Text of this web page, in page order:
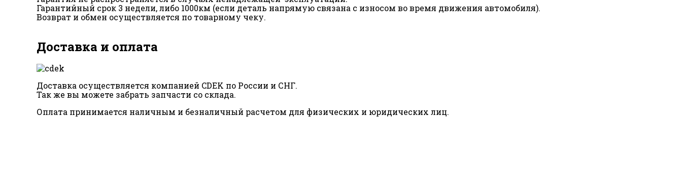
Гарантийный срок 3 недели, либо 1000км (если деталь напрямую связана с износом во время движения автомобиля).
Возврат и обмен осуществляется по товарному чеку.
Доставка и оплата
Доставка осуществляется компанией CDEK по России и СНГ.
Так же вы можете забрать запчасти со склада.
Оплата принимается наличным и безналичный расчетом для физических и юридических лиц.